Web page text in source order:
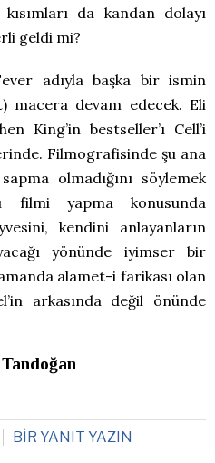
da kandan dolayı
geldi mi?
adıyla başka bir ismin
macera devam edecek. Eli
King’in bestseller’ı Cell’i
Filmografisinde şu ana
olmadığını söylemek
filmi yapma konusunda
kendini anlayanların
yönünde iyimser bir
alamet-i farikası olan
arkasında değil önünde
BIR YANIT YAZIN